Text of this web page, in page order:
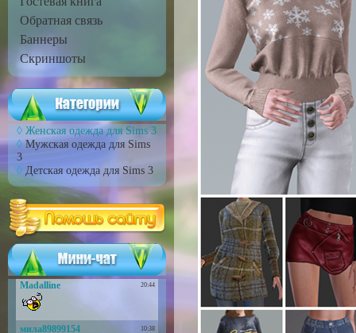
Обратная связь
Баннеры
Скриншоты
Женская одежда для Sims 3
Мужская одежда для Sims
3
Детская одежда для Sims 3